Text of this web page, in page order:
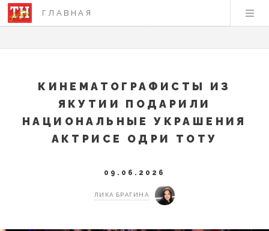
ГЛАВНАЯ
КИНЕМАТОГРАФИСТЫ ИЗ
ЯКУТИИ ПОДАРИЛИ
НАЦИОНАЛЬНЫЕ УКРАШЕНИЯ
АКТРИСЕ ОДРИ ТОТУ
09.06.2026
ЛИКА БРАГИНА